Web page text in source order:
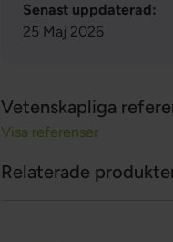
Senast uppdaterad:
25 Maj 2026
Vetenskapliga
Visa referenser
Relaterade